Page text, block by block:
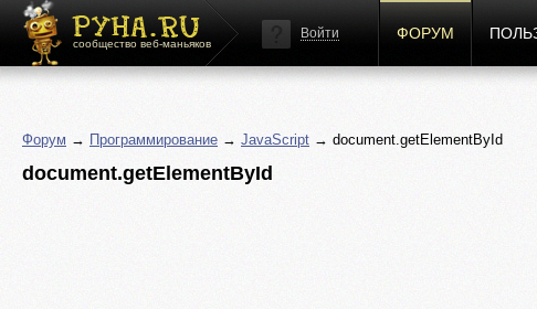
сообщество веб-маньяков
Войти ФОРУМ
Форум → Программирование → JavaScript → document.getElementById
document.getElementById